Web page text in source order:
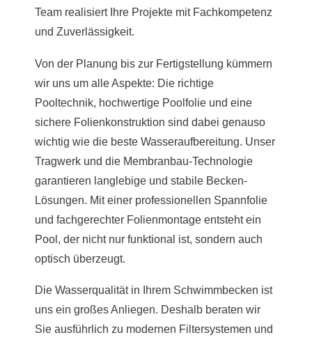
Team realisiert Ihre Projekte mit Fachkompetenz
und Zuverlässigkeit.
Von der Planung bis zur Fertigstellung kümmern
wir uns um alle Aspekte: Die richtige
Pooltechnik, hochwertige Poolfolie und eine
sichere Folienkonstruktion sind dabei genauso
wichtig wie die beste Wasseraufbereitung. Unser
Tragwerk und die Membranbau-Technologie
garantieren langlebige und stabile Becken-
Lösungen. Mit einer professionellen Spannfolie
und fachgerechter Folienmontage entsteht ein
Pool, der nicht nur funktional ist, sondern auch
optisch überzeugt.
Die Wasserqualität in Ihrem Schwimmbecken ist
uns ein großes Anliegen. Deshalb beraten wir
Sie ausführlich zu modernen Filtersystemen und